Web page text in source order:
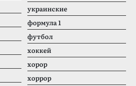
украинские
формула 1
футбол
хоккей
хорор
хоррор